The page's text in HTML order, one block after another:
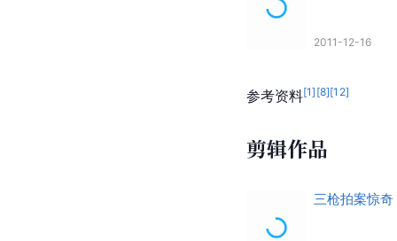
2011-12-16
参考资料[1] [8][12]
剪辑作品
三枪拍案惊奇